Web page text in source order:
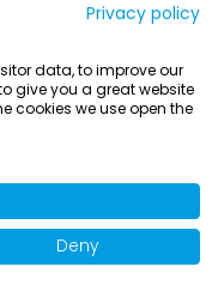
Privacy policy
data, to improve our
give you a great website
cookies we use open the
Deny